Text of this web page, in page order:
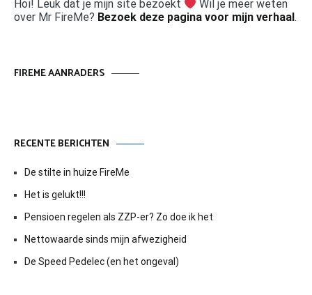
Hoi! Leuk dat je mijn site bezoekt
Wil je meer weten
over Mr FireMe? Bezoek deze pagina voor mijn verhaal .
FIREME AANRADERS
RECENTE BERICHTEN
De stilte in huize FireMe
Het is gelukt!!!
Pensioen regelen als ZZP-er? Zo doe ik het
Nettowaarde sinds mijn afwezigheid
De Speed Pedelec (en het ongeval)